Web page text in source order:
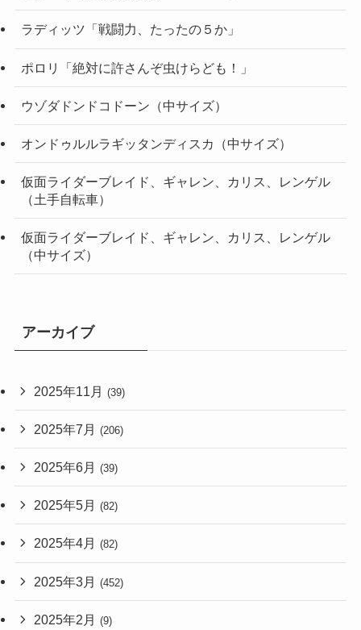
ラディッツ「戦闘力、たったの５か」
ポロリ「絶対に許さんぞ虫けらども！」
ウゾダドンドコドーン（中サイズ）
オンドゥルルラギッタンディスカ（中サイズ）
仮面ライダーブレイド、ギャレン、カリス、レンゲル
（土手自転車）
仮面ライダーブレイド、ギャレン、カリス、レンゲル
（中サイズ）
アーカイブ
2025年11月 (39)
2025年7月 (206)
2025年6月 (39)
2025年5月 (82)
2025年4月 (82)
2025年3月 (452)
2025年2月 (9)